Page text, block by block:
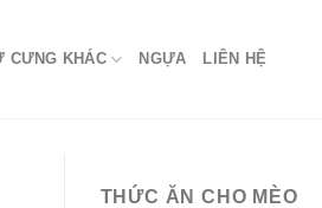
CƯNG KHÁC NGỰA LIÊN HỆ
THỨC ĂN CHO MÈO